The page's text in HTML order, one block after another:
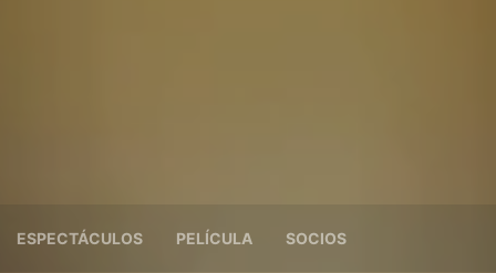
ESPECTÁCULOS PELÍCULA SOCIOS